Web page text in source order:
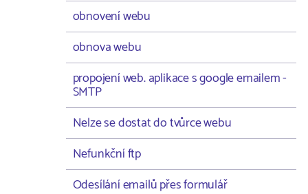
obnovení webu
obnova webu
propojení web. aplikace s google emailem -
SMTP
Nelze se dostat do tvůrce webu
Nefunkční ftp
Odesílání emailů přes formulář